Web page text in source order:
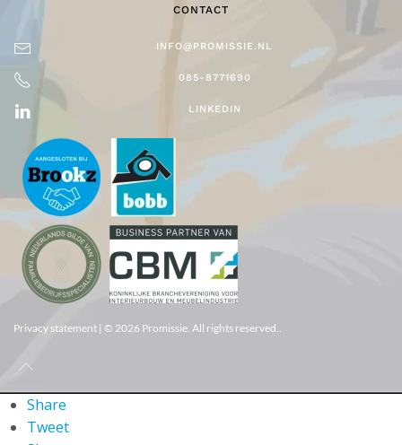
CONTACT
INFO@PROMISSIE.NL
085-8771690
LINKEDIN
Privacy statement | © 2026 Promissie. All rights reserved..
Share
Tweet